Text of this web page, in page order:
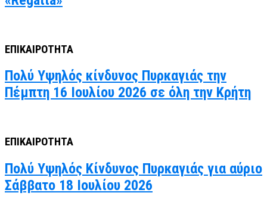
ΕΠΙΚΑΙΡΟΤΗΤΑ
Πολύ Υψηλός κίνδυνος Πυρκαγιάς την
Πέμπτη 16 Ιουλίου 2026 σε όλη την Κρήτη
ΕΠΙΚΑΙΡΟΤΗΤΑ
Πολύ Υψηλός Κίνδυνος Πυρκαγιάς για αύριο
Σάββατο 18 Ιουλίου 2026